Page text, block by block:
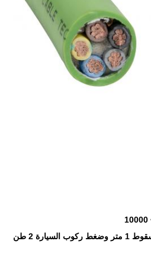
2 طن